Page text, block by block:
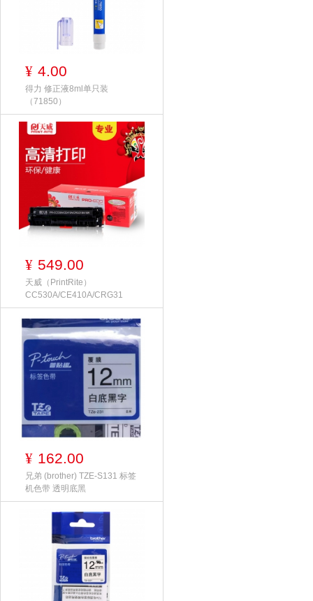
¥ 4.00
得力 修正液8ml单只装
（71850）
¥ 549.00
天威（PrintRite）
CC530A/CE410A/CRG31
¥ 162.00
兄弟 (brother) TZE-S131 标签
机色带 透明底黑